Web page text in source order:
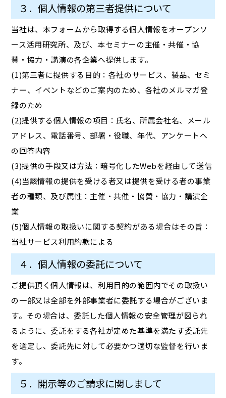
３．個人情報の第三者提供について
当社は、本フォームから取得する個人情報をオープンソ
ース活用研究所、及び、本セミナーの主催・共催・協
賛・協力・講演の各企業へ提供します。
(1)第三者に提供する目的：各社のサービス、製品、セミ
ナー、イベントなどのご案内のため、各社のメルマガ登
録のため
(2)提供する個人情報の項目：氏名、所属会社名、メール
アドレス、電話番号、部署・役職、年代、アンケートへ
の回答内容
(3)提供の手段又は方法：暗号化したWebを経由して送信
(4)当該情報の提供を受ける者又は提供を受ける者の事業
者の種類、及び属性：主催・共催・協賛・協力・講演企
業
(5)個人情報の取扱いに関する契約がある場合はその旨：
当社サービス利用約款による
４．個人情報の委託について
ご提供頂く個人情報は、利用目的の範囲内でその取扱い
の一部又は全部を外部事業者に委託する場合がございま
す。その場合は、委託した個人情報の安全管理が図られ
るように、委託をする各社が定めた基準を満たす委託先
を選定し、委託先に対して必要かつ適切な監督を行いま
す。
５．開示等のご請求に関しまして